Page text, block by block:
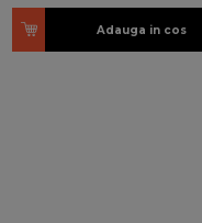
Adauga in cos